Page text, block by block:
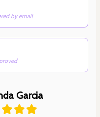
by email
Garcia